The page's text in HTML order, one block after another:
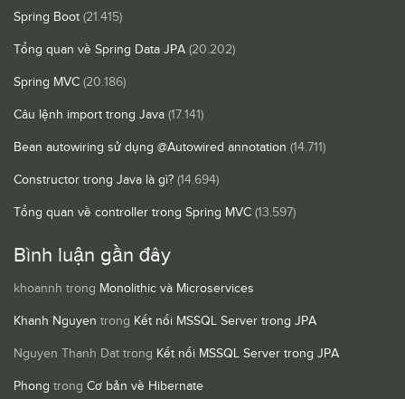
Spring Boot (21.415)
Tổng quan về Spring Data JPA (20.202)
Spring MVC (20.186)
Câu lệnh import trong Java (17.141)
Bean autowiring sử dụng @Autowired annotation (14.711)
Constructor trong Java là gì? (14.694)
Tổng quan về controller trong Spring MVC (13.597)
Bình luận gần đây
khoannh trong Monolithic và Microservices
Khanh Nguyen trong Kết nối MSSQL Server trong JPA
Nguyen Thanh Dat trong Kết nối MSSQL Server trong JPA
Phong trong Cơ bản về Hibernate